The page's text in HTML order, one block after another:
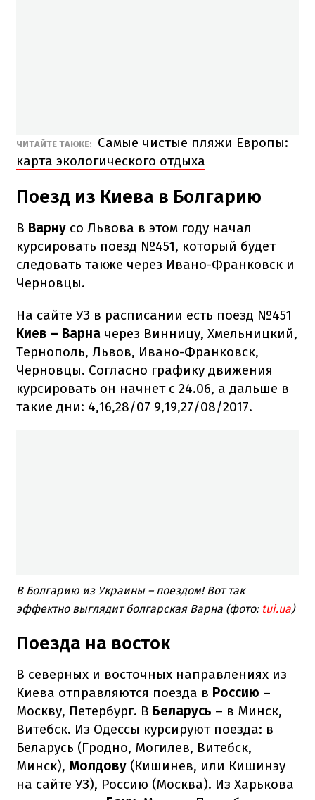
ЧИТАЙТЕ ТАКЖЕ:
Самые чистые пляжи Европы:
карта экологического отдыха
Поезд из Киева в Болгарию
В Варну со Львова в этом году начал
курсировать поезд №451, который будет
следовать также через Ивано-Франковск и
Черновцы.
На сайте УЗ в расписании есть поезд №451
Киев – Варна через Винницу, Хмельницкий,
Тернополь, Львов, Ивано-Франковск,
Черновцы. Согласно графику движения
курсировать он начнет с 24.06, а дальше в
такие дни: 4,16,28/07 9,19,27/08/2017.
В Болгарию из Украины – поездом! Вот так
эффектно выглядит болгарская Варна (фото: tui.ua)
Поезда на восток
В северных и восточных направлениях из
Киева отправляются поезда в Россию –
Москву, Петербург. В Беларусь – в Минск,
Витебск. Из Одессы курсируют поезда: в
Беларусь (Гродно, Могилев, Витебск,
Минск), Молдову (Кишинев, или Кишинэу
на сайте УЗ), Россию (Москва). Из Харькова